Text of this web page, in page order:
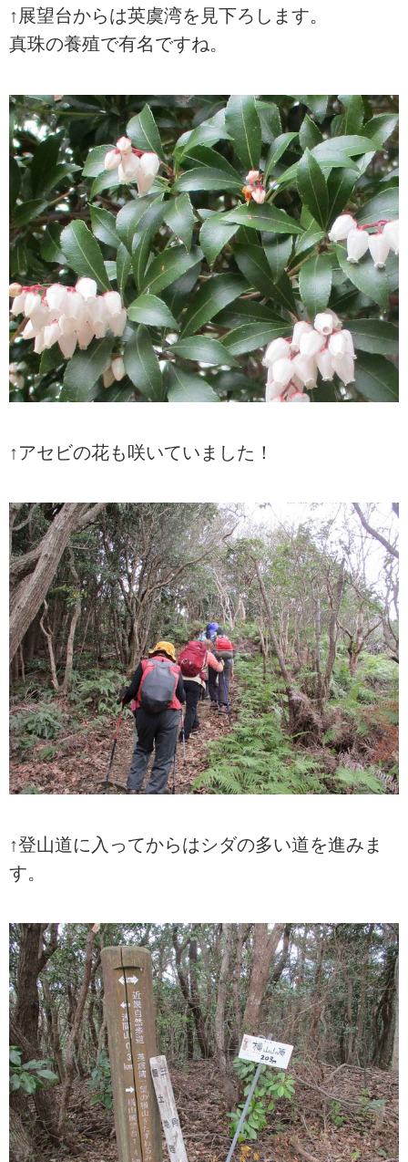
↑展望台からは英虞湾を見下ろします。
真珠の養殖で有名ですね。
↑アセビの花も咲いていました！
↑登山道に入ってからはシダの多い道を進みま
す。